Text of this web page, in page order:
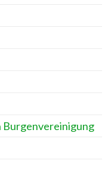
Burgenvereinigung